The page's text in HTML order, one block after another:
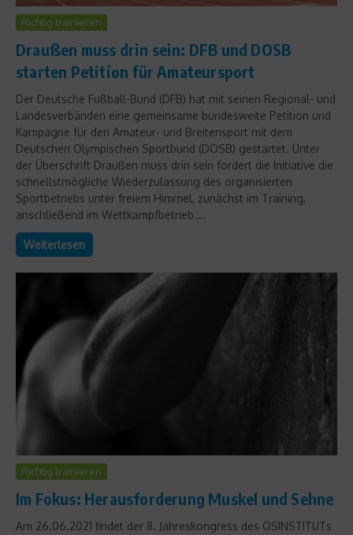
Richtig trainieren
Draußen muss drin sein: DFB und DOSB
starten Petition für Amateursport
Der Deutsche Fußball-Bund (DFB) hat mit seinen Regional- und
Landesverbänden eine gemeinsame bundesweite Petition und
Kampagne für den Amateur- und Breitensport mit dem
Deutschen Olympischen Sportbund (DOSB) gestartet. Unter
der Überschrift Draußen muss drin sein fordert die Initiative die
schnellstmögliche Wiederzulassung des organisierten
Sportbetriebs unter freiem Himmel, zunächst im Training,
anschließend im Wettkampfbetrieb....
Weiterlesen
Richtig trainieren
Im Fokus: Herausforderung Muskel und Sehne
Am 26.06.2021 findet der 8. Jahreskongress des OSINSTITUTs